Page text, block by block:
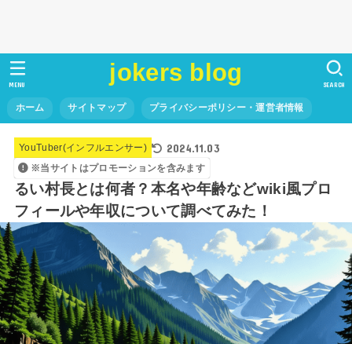
jokers blog
ホーム サイトマップ プライバシーポリシー・運営者情報
SEARCH
MENU
YouTuber(インフルエンサー) 2024.11.03
※当サイトはプロモーションを含みます
るい村長とは何者？本名や年齢などwiki風プロ
フィールや年収について調べてみた！